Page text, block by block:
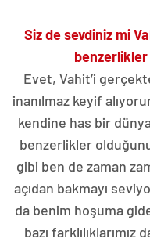
Siz de sevdiniz mi
benzerlikler
Evet, Vahit’i
inanılmaz keyif
kendine has bir
benzerlikler
gibi ben de zaman
açıdan bakmayı
da benim hoşuma
bazı